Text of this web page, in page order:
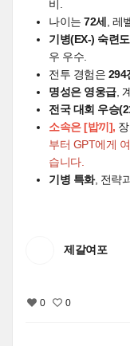
비.
나이는72세 , 레
기병(EX-) 숙련도
우 우수.
전투 경험은 294
명성은 영웅급,
전국 대회 우승
소속은[밥끼],
부터 GPT에게
습니다.
기병 특화, 전략
제갈여포
0 0